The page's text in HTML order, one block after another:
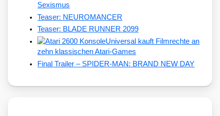
Sexismus
Teaser: NEUROMANCER
Teaser: BLADE RUNNER 2099
Universal kauft Filmrechte an
zehn klassischen Atari-Games
Final Trailer – SPIDER-MAN: BRAND NEW DAY